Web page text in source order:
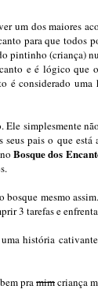
um dos maiores
para que todos
pintinho (criança)
e é lógico que
considerado uma
simplesmente
pais o que
noBosque dos
mesmo
3 tarefas e
uma história
pra mimcriança